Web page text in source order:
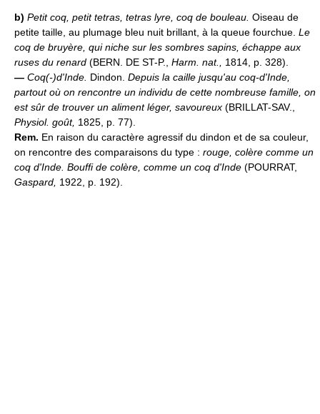
b) Petit coq, petit tetras, tetras lyre, coq de bouleau. Oiseau de
petite taille, au plumage bleu nuit brillant, à la queue fourchue. Le
coq de bruyère, qui niche sur les sombres sapins, échappe aux
ruses du renard (BERN. DE ST-P., Harm. nat., 1814, p. 328).
— Coq(-)d'Inde. Dindon. Depuis la caille jusqu'au coq-d'Inde,
partout où on rencontre un individu de cette nombreuse famille, on
est sûr de trouver un aliment léger, savoureux (BRILLAT-SAV.,
Physiol. goût, 1825, p. 77).
Rem. En raison du caractère agressif du dindon et de sa couleur,
on rencontre des comparaisons du type : rouge, colère comme un
coq d'Inde. Bouffi de colère, comme un coq d'Inde (POURRAT,
Gaspard, 1922, p. 192).